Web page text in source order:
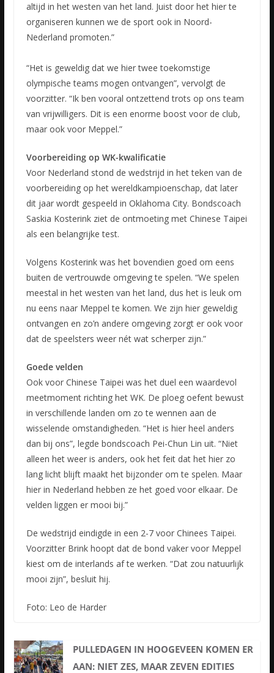
altijd in het westen van het land. Juist door het hier te
organiseren kunnen we de sport ook in Noord-
Nederland promoten.”
“Het is geweldig dat we hier twee toekomstige
olympische teams mogen ontvangen”, vervolgt de
voorzitter. “Ik ben vooral ontzettend trots op ons team
van vrijwilligers. Dit is een enorme boost voor de club,
maar ook voor Meppel.”
Voorbereiding op WK-kwalificatie
Voor Nederland stond de wedstrijd in het teken van de
voorbereiding op het wereldkampioenschap, dat later
dit jaar wordt gespeeld in Oklahoma City. Bondscoach
Saskia Kosterink ziet de ontmoeting met Chinese Taipei
als een belangrijke test.
Volgens Kosterink was het bovendien goed om eens
buiten de vertrouwde omgeving te spelen. “We spelen
meestal in het westen van het land, dus het is leuk om
nu eens naar Meppel te komen. We zijn hier geweldig
ontvangen en zo’n andere omgeving zorgt er ook voor
dat de speelsters weer nét wat scherper zijn.”
Goede velden
Ook voor Chinese Taipei was het duel een waardevol
meetmoment richting het WK. De ploeg oefent bewust
in verschillende landen om zo te wennen aan de
wisselende omstandigheden. “Het is hier heel anders
dan bij ons”, legde bondscoach Pei-Chun Lin uit. “Niet
alleen het weer is anders, ook het feit dat het hier zo
lang licht blijft maakt het bijzonder om te spelen. Maar
hier in Nederland hebben ze het goed voor elkaar. De
velden liggen er mooi bij.”
De wedstrijd eindigde in een 2-7 voor Chinees Taipei.
Voorzitter Brink hoopt dat de bond vaker voor Meppel
kiest om de interlands af te werken. “Dat zou natuurlijk
mooi zijn”, besluit hij.
Foto: Leo de Harder
PULLEDAGEN IN HOOGEVEEN KOMEN ER
AAN: NIET ZES, MAAR ZEVEN EDITIES